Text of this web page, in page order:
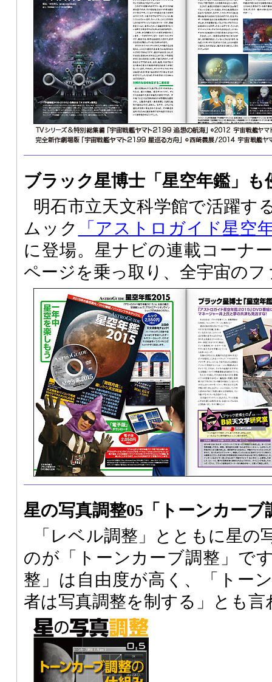
ブラック星博士「星空年鑑」も
明石市立天文科学館で活躍す
ムック
「アストロガイド星空
に登場。星ナビの連載コーナ
ページを乗っ取り、全宇宙の
星の写真調整05「トーンカーブ
「レベル調整」とともに星の
のが「トーンカーブ調整」で
整」は自由度が高く、「トー
者は写真調整を制する」とも